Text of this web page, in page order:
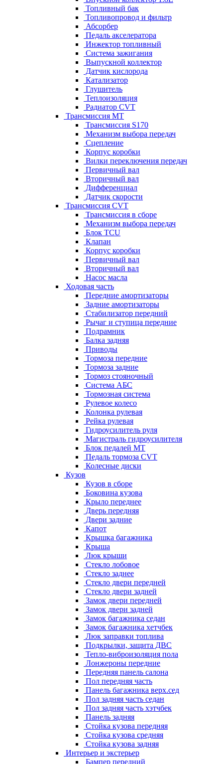
Топливный бак
Топливопровод и фильтр
Абсорбер
Педаль акселератора
Инжектор топливный
Система зажигания
Выпускной коллектор
Датчик кислорода
Катализатор
Глушитель
Теплоизоляция
Радиатор CVT
Трансмиссия MT
Трансмиссия S170
Механизм выбора передач
Сцепление
Корпус коробки
Вилки переключения передач
Первичный вал
Вторичный вал
Дифференциал
Датчик скорости
Трансмиссия CVT
Трансмиссия в сборе
Механизм выбора передач
Блок TCU
Клапан
Корпус коробки
Первичный вал
Вторичный вал
Насос масла
Ходовая часть
Передние амортизаторы
Задние амортизаторы
Стабилизатор передний
Рычаг и ступица передние
Подрамник
Балка задняя
Приводы
Тормоза передние
Тормоза задние
Тормоз стояночный
Система АБС
Тормозная система
Рулевое колесо
Колонка рулевая
Рейка рулевая
Гидроусилитель руля
Магистраль гидроусилителя
Блок педалей МТ
Педаль тормоза CVT
Колесные диски
Кузов
Кузов в сборе
Боковина кузова
Крыло переднее
Дверь передняя
Двери задние
Капот
Крышка багажника
Крыша
Люк крыши
Стекло лобовое
Стекло заднее
Стекло двери передней
Стекло двери задней
Замок двери передней
Замок двери задней
Замок багажника седан
Замок багажника хетчбек
Люк заправки топлива
Подкрылки, защита ДВС
Тепло-виброизоляция пола
Лонжероны передние
Передняя панель салона
Пол передняя часть
Панель багажника верх.сед
Пол задняя часть седан
Пол задняя часть хэтчбек
Панель задняя
Стойка кузова передняя
Стойка кузова средняя
Стойка кузова задняя
Интерьер и экстерьер
Бампер передний